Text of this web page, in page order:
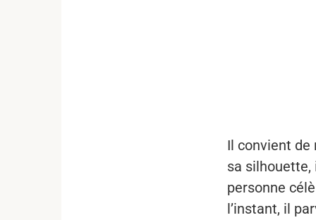
Il convient de
sa silhouette,
personne
l’instant, il